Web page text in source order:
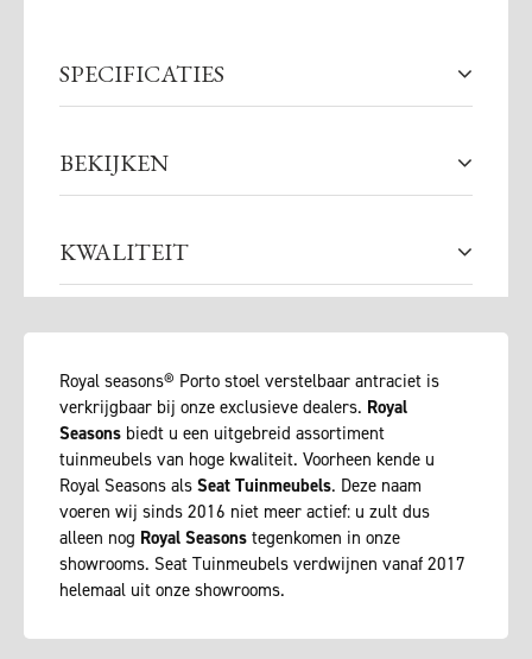
SPECIFICATIES
BEKIJKEN
KWALITEIT
Royal seasons® Porto stoel verstelbaar antraciet is
verkrijgbaar bij onze exclusieve dealers. Royal
Seasons biedt u een uitgebreid assortiment
tuinmeubels van hoge kwaliteit. Voorheen kende u
Royal Seasons als Seat Tuinmeubels. Deze naam
voeren wij sinds 2016 niet meer actief: u zult dus
alleen nog Royal Seasons tegenkomen in onze
showrooms. Seat Tuinmeubels verdwijnen vanaf 2017
helemaal uit onze showrooms.